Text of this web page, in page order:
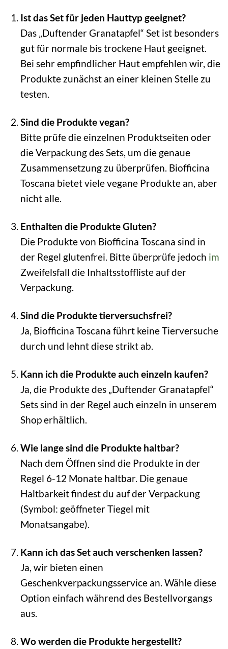
Ist das Set für jeden Hauttyp geeignet?
Das „Duftender Granatapfel“ Set ist besonders
gut für normale bis trockene Haut geeignet.
Bei sehr empfindlicher Haut empfehlen wir, die
Produkte zunächst an einer kleinen Stelle zu
testen.
Sind die Produkte vegan?
Bitte prüfe die einzelnen Produktseiten oder
die Verpackung des Sets, um die genaue
Zusammensetzung zu überprüfen. Biofficina
Toscana bietet viele vegane Produkte an, aber
nicht alle.
Enthalten die Produkte Gluten?
Die Produkte von Biofficina Toscana sind in
der Regel glutenfrei. Bitte überprüfe jedoch im
Zweifelsfall die Inhaltsstoffliste auf der
Verpackung.
Sind die Produkte tierversuchsfrei?
Ja, Biofficina Toscana führt keine Tierversuche
durch und lehnt diese strikt ab.
Kann ich die Produkte auch einzeln kaufen?
Ja, die Produkte des „Duftender Granatapfel“
Sets sind in der Regel auch einzeln in unserem
Shop erhältlich.
Wie lange sind die Produkte haltbar?
Nach dem Öffnen sind die Produkte in der
Regel 6-12 Monate haltbar. Die genaue
Haltbarkeit findest du auf der Verpackung
(Symbol: geöffneter Tiegel mit
Monatsangabe).
Kann ich das Set auch verschenken lassen?
Ja, wir bieten einen
Geschenkverpackungsservice an. Wähle diese
Option einfach während des Bestellvorgangs
aus.
Wo werden die Produkte hergestellt?